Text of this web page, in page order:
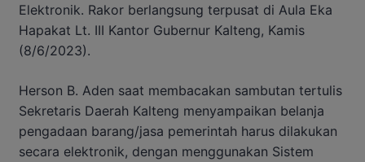
Elektronik. Rakor berlangsung terpusat di Aula Eka
Hapakat Lt. III Kantor Gubernur Kalteng, Kamis
(8/6/2023).
Herson B. Aden saat membacakan sambutan tertulis
Sekretaris Daerah Kalteng menyampaikan belanja
pengadaan barang/jasa pemerintah harus dilakukan
secara elektronik, dengan menggunakan Sistem